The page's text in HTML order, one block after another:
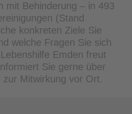
mit Behinderung – in 493
(Stand
konkreten Ziele Sie
welche Fragen Sie sich
Emden freut
Sie gerne über
zur Mitwirkung vor Ort.